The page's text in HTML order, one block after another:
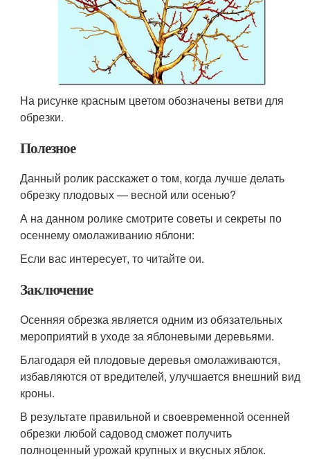
На рисунке красным цветом обозначены ветви для
обрезки.
Полезное
Данный ролик расскажет о том, когда лучше делать
обрезку плодовых — весной или осенью?
А на данном ролике смотрите советы и секреты по
осеннему омолаживанию яблони:
Если вас интересует, то читайте ои.
Заключение
Осенняя обрезка является одним из обязательных
мероприятий в уходе за яблоневыми деревьями.
Благодаря ей плодовые деревья омолаживаются,
избавляются от вредителей, улучшается внешний вид
кроны.
В результате правильной и своевременной осенней
обрезки любой садовод сможет получить
полноценный урожай крупных и вкусных яблок.